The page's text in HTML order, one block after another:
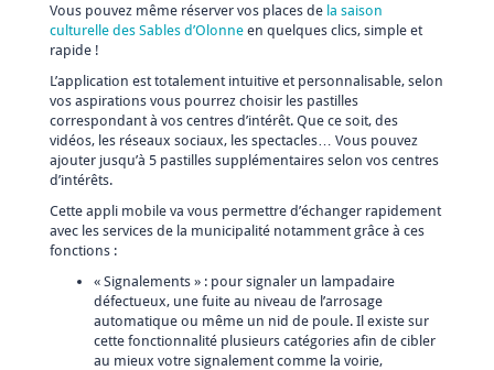
Vous pouvez même réserver vos places de la saison
culturelle des Sables d’Olonne en quelques clics, simple et
rapide !
L’application est totalement intuitive et personnalisable, selon
vos aspirations vous pourrez choisir les pastilles
correspondant à vos centres d’intérêt. Que ce soit, des
vidéos, les réseaux sociaux, les spectacles… Vous pouvez
ajouter jusqu’à 5 pastilles supplémentaires selon vos centres
d’intérêts.
Cette appli mobile va vous permettre d’échanger rapidement
avec les services de la municipalité notamment grâce à ces
fonctions :
« Signalements » : pour signaler un lampadaire
défectueux, une fuite au niveau de l’arrosage
automatique ou même un nid de poule. Il existe sur
cette fonctionnalité plusieurs catégories afin de cibler
au mieux votre signalement comme la voirie,